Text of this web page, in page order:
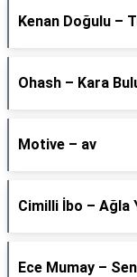
Kenan Doğulu –
Ohash – Kara
Motive – av
Cimilli İbo – Ağla
Ece Mumay –